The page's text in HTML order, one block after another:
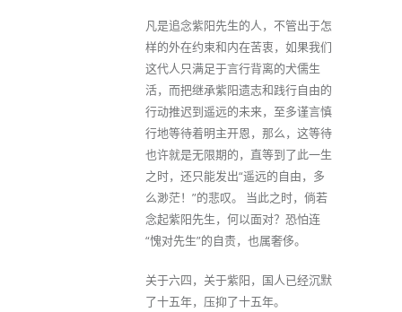
凡是追念紫阳先生的人，不管出于怎
样的外在约束和内在苦衷，如果我们
这代人只满足于言行背离的犬儒生
活，而把继承紫阳遗志和践行自由的
行动推迟到遥远的未来，至多谨言慎
行地等待着明主开恩，那么，这等待
也许就是无限期的，直等到了此一生
之时，还只能发出“遥远的自由，多
么渺茫！”的悲叹。 当此之时，倘若
念起紫阳先生，何以面对？恐怕连
“愧对先生”的自责，也属奢侈。
关于六四，关于紫阳，国人已经沉默
了十五年，压抑了十五年。